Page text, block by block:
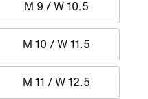
M 9 / W 10.5
M 10 / W 11.5
M 11 / W 12.5